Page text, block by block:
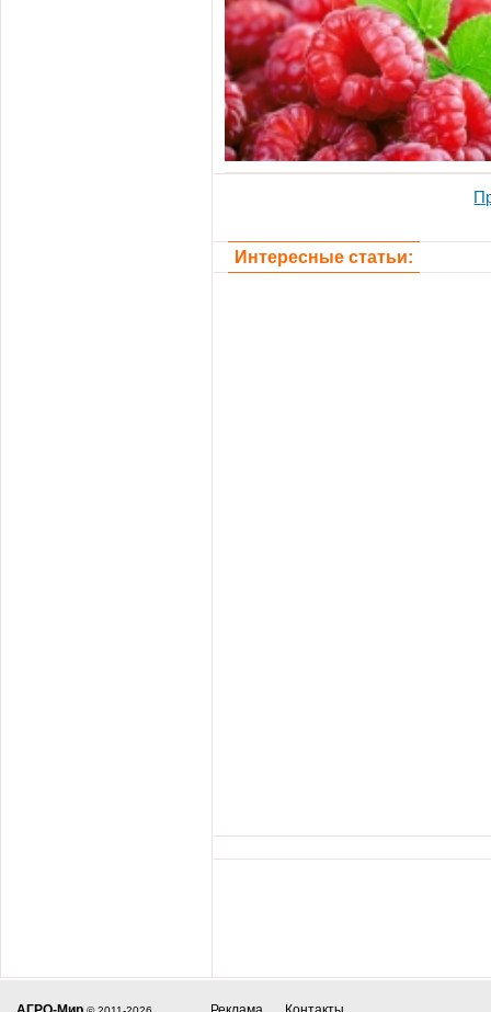
Интересные статьи: